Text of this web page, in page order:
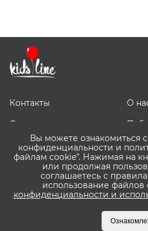
Контакты
О
Отзывы о нас
СКИДОЧКИ
Оптовым покупателям
Что такое Пакунок
Вы можете ознакомиться
конфиденциальности и
файлам cookie". Нажимая на
или продолжая
соглашаетесь с
использование файлов
конфиденциальности и